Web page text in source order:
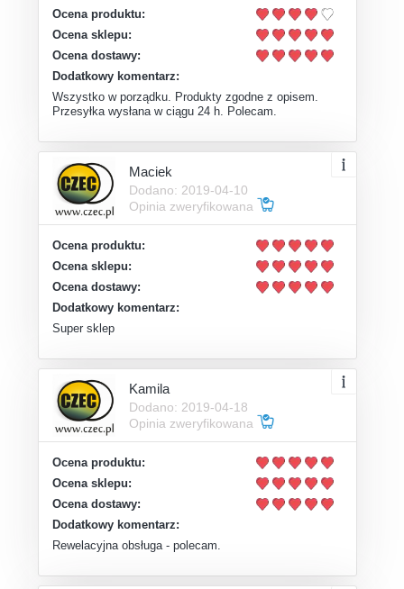
Ocena produktu:
Ocena sklepu:
Ocena dostawy:
Dodatkowy komentarz:
Wszystko w porządku. Produkty zgodne z opisem.
Przesyłka wysłana w ciągu 24 h. Polecam.
Maciek
Dodano: 2019-04-10
Opinia zweryfikowana
Ocena produktu:
Ocena sklepu:
Ocena dostawy:
Dodatkowy komentarz:
Super sklep
Kamila
Dodano: 2019-04-18
Opinia zweryfikowana
Ocena produktu:
Ocena sklepu:
Ocena dostawy:
Dodatkowy komentarz:
Rewelacyjna obsługa - polecam.